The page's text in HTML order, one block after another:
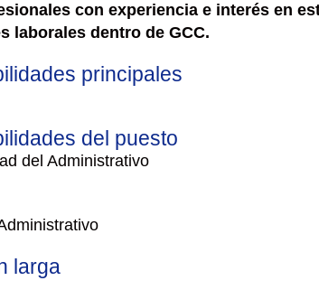
con experiencia e interés en
laborales dentro de GCC.
principales
del puesto
del Administrativo
larga